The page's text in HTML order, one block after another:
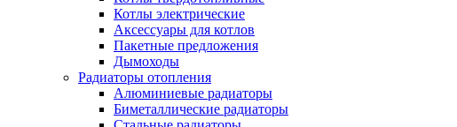
Котлы электрические
Аксессуары для котлов
Пакетные предложения
Дымоходы
Радиаторы отопления
Алюминиевые радиаторы
Биметаллические радиаторы